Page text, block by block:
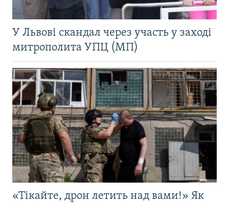
У Львові скандал через участь у заході
митрополита УПЦ (МП)
«Тікайте, дрон летить над вами!» Як